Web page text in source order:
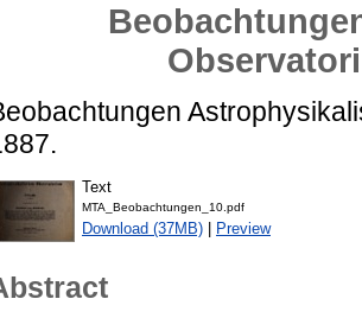
Text
MTA_Beobachtungen_10.pdf
Download (37MB) Preview